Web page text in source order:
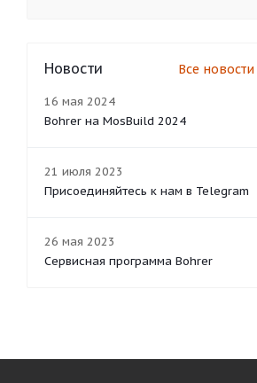
Новости Все новости
16 мая 2024
Bohrer на MosBuild 2024
21 июля 2023
Присоединяйтесь к нам в Telegram
26 мая 2023
Сервисная программа Bohrer